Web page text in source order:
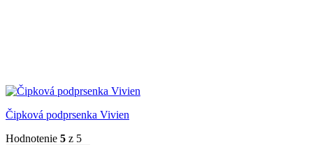
Čipková podprsenka Vivien
Hodnotenie 5 z 5